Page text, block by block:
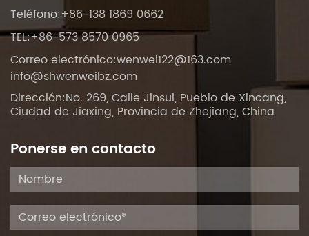
Teléfono:+86-138 1869 0662
TEL:+86-573 8570 0965
Correo electrónico:wenwei122@163.com
info@shwenweibz.com
Dirección:No. 269, Calle Jinsui, Pueblo de Xincang,
Ciudad de Jiaxing, Provincia de Zhejiang, China
Ponerse en contacto